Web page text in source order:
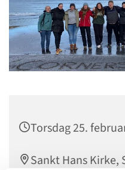
Torsdag 25.
Sankt Hans Kirke,